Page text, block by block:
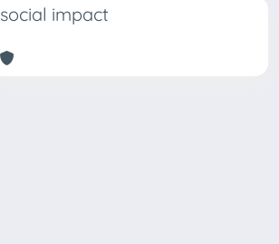
social impact